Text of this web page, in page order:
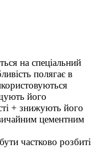
на спеціальний
полягає в
його
+ знижують його
цементним
частково розбиті